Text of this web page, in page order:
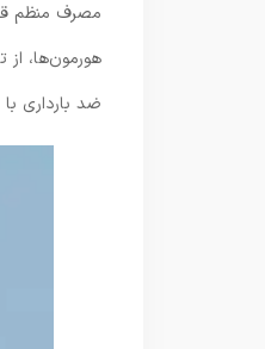
مصرف منظم
هورمون‌ها،
ضد بارداری